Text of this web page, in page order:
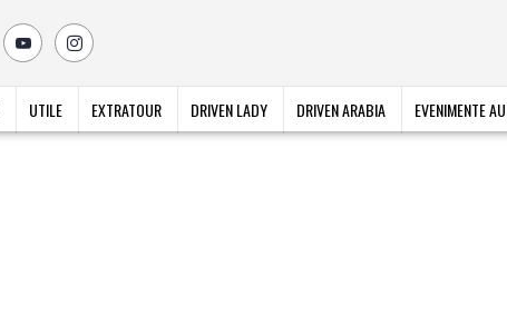
UTILE EXTRATOUR DRIVEN LADY DRIVEN ARABIA EVENIMENTE